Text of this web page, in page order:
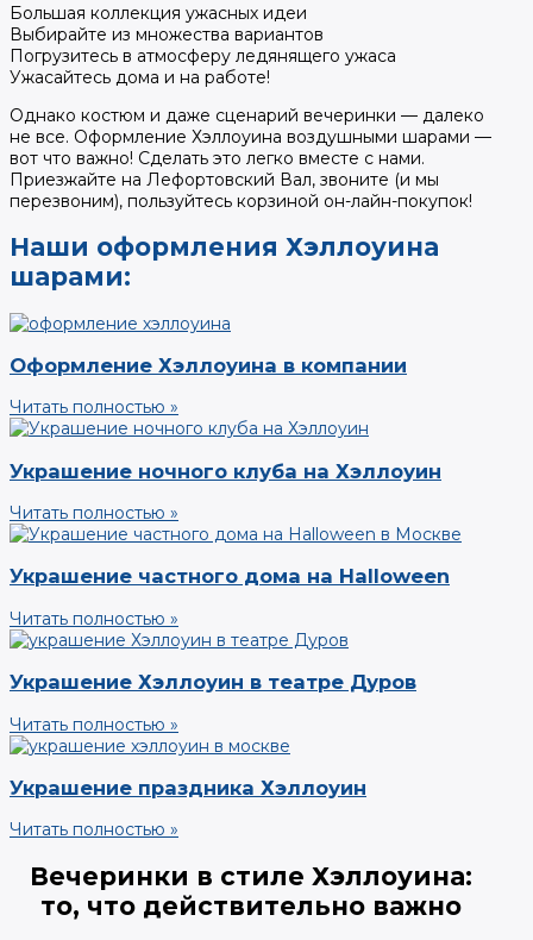
Большая коллекция ужасных идеи
Выбирайте из множества вариантов
Погрузитесь в атмосферу ледянящего ужаса
Ужасайтесь дома и на работе!
Однако костюм и даже сценарий вечеринки — далеко
не все. Оформление Хэллоуина воздушными шарами —
вот что важно! Сделать это легко вместе с нами.
Приезжайте на Лефортовский Вал, звоните (и мы
перезвоним), пользуйтесь корзиной он-лайн-покупок!
Наши оформления Хэллоуина
шарами:
Оформление Хэллоуина в компании
Читать полностью »
Украшение ночного клуба на Хэллоуин
Читать полностью »
Украшение частного дома на Halloween
Читать полностью »
Украшение Хэллоуин в театре Дуров
Читать полностью »
Украшение праздника Хэллоуин
Читать полностью »
Вечеринки в стиле Хэллоуина:
то, что действительно важно